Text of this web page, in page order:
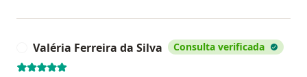
Valéria Ferreira da Silva Consulta verificada